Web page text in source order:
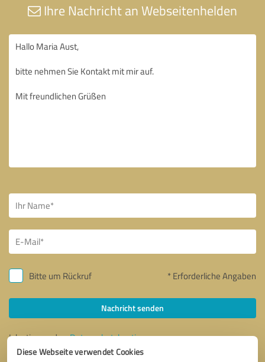
Diese Webseite verwendet Cookies
Ihre Nachricht an Webseitenhelden
Bitte um Rückruf * Erforderliche Angaben
Nachricht senden
Ich stimme denDatenschutzbestimmungenzu.